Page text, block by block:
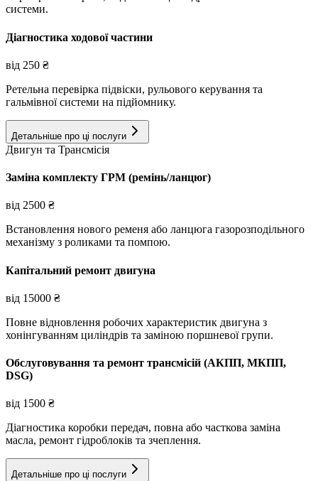
системи.
Діагностика ходової частини
від 250 ₴
Ретельна перевірка підвіски, рульового керування та
гальмівної системи на підйомнику.
Детальніше про ці послуги
Двигун та Трансмісія
Заміна комплекту ГРМ (ремінь/ланцюг)
від 2500 ₴
Встановлення нового ременя або ланцюга газорозподільного
механізму з роликами та помпою.
Капітальний ремонт двигуна
від 15000 ₴
Повне відновлення робочих характеристик двигуна з
хонінгуванням циліндрів та заміною поршневої групи.
Обслуговування та ремонт трансмісій (АКПП, МКПП,
DSG)
від 1500 ₴
Діагностика коробки передач, повна або часткова заміна
масла, ремонт гідроблоків та зчеплення.
Детальніше про ці послуги